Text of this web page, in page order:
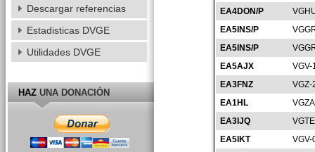
EA4DON/P
EA5INS/P
EA5INS/P
EA5AJX
VGV-
EA3FNZ
VGZ-
EA1HL
EA3IJQ
EA5IKT
VGV-
Descargar referencias
Estadisticas DVGE
Utilidades DVGE
HAZUNA DONACIÓN